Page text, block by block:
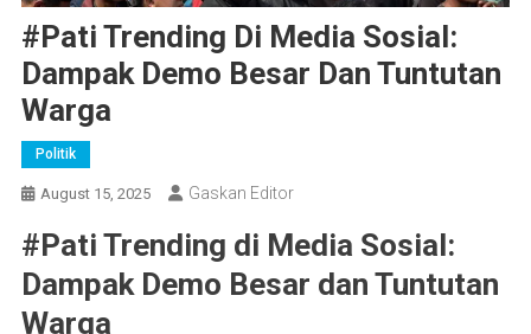
#Pati Trending Di Media Sosial:
Dampak Demo Besar Dan Tuntutan
Warga
Politik
August 15, 2025 Gaskan Editor
#Pati Trending di Media Sosial:
Dampak Demo Besar dan Tuntutan
Warga